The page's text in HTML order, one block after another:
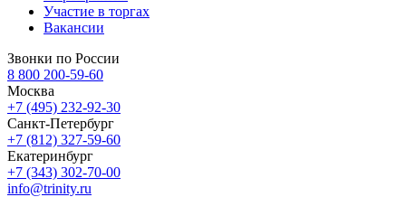
Участие в торгах
Вакансии
Звонки по России
8 800 200-59-60
Москва
+7 (495) 232-92-30
Санкт-Петербург
+7 (812) 327-59-60
Екатеринбург
+7 (343) 302-70-00
info@trinity.ru